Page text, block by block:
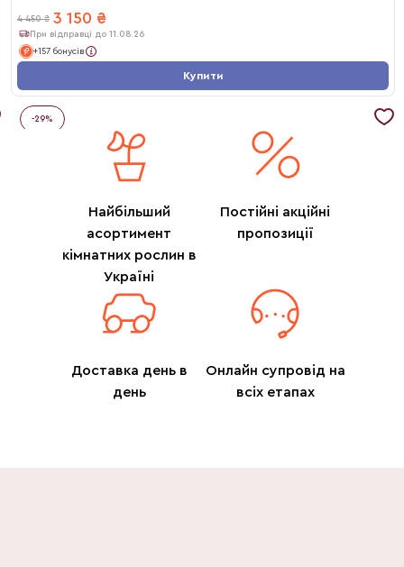
4 450 ₴ 3 150 ₴
При відправці до 11.08.26
+157 бонусів
Купити
-29%
Найбільший
асортимент
кімнатних рослин в
Україні
Постійні акційні
пропозиції
Доставка день в
день
Онлайн супровід на
всіх етапах